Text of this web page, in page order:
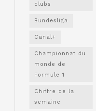
clubs
Bundesliga
Canal+
Championnat du
monde de
Formule 1
Chiffre de la
semaine